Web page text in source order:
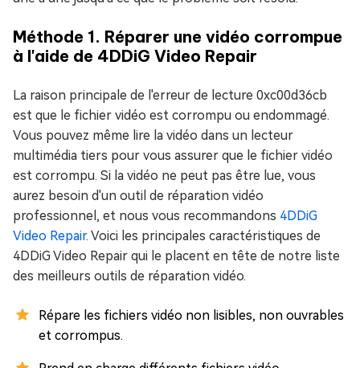
Méthode 1. Réparer une vidéo corrompue
à l'aide de 4DDiG Video Repair
La raison principale de l'erreur de lecture 0xc00d36cb
est que le fichier vidéo est corrompu ou endommagé.
Vous pouvez même lire la vidéo dans un lecteur
multimédia tiers pour vous assurer que le fichier vidéo
est corrompu. Si la vidéo ne peut pas être lue, vous
aurez besoin d'un outil de réparation vidéo
professionnel, et nous vous recommandons 4DDiG
Video Repair. Voici les principales caractéristiques de
4DDiG Video Repair qui le placent en tête de notre liste
des meilleurs outils de réparation vidéo.
Répare les fichiers vidéo non lisibles, non ouvrables
et corrompus.